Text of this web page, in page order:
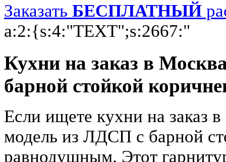
Заказать БЕСПЛАТНЫЙ
a:2:{s:4:"TEXT";s:2667:"
Кухни на заказ в
барной стойкой
Если ищете кухни на заказ
модель из ЛДСП с барной
равнодушным. Этот